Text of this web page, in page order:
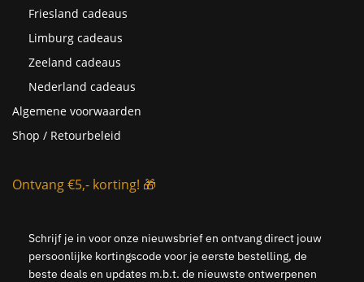
Friesland cadeaus
Limburg cadeaus
Zeeland cadeaus
Nederland cadeaus
Algemene voorwaarden
Shop / Retourbeleid
Ontvang €5,- korting! 🎁
Schrijf je in voor onze nieuwsbrief en ontvang direct jouw
persoonlijke kortingscode voor je eerste bestelling, de
beste deals en updates m.b.t. de nieuwste ontwerpenen